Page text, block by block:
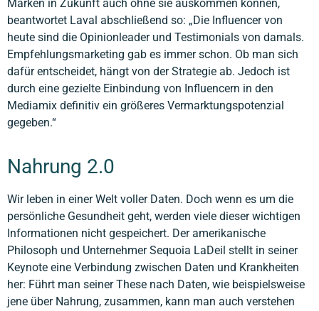
Marken in Zukunft auch ohne sie auskommen können,
beantwortet Laval abschließend so: „Die Influencer von
heute sind die Opinionleader und Testimonials von damals.
Empfehlungsmarketing gab es immer schon. Ob man sich
dafür entscheidet, hängt von der Strategie ab. Jedoch ist
durch eine gezielte Einbindung von Influencern in den
Mediamix definitiv ein größeres Vermarktungspotenzial
gegeben.“
Nahrung 2.0
Wir leben in einer Welt voller Daten. Doch wenn es um die
persönliche Gesundheit geht, werden viele dieser wichtigen
Informationen nicht gespeichert. Der amerikanische
Philosoph und Unternehmer Sequoia LaDeil stellt in seiner
Keynote eine Verbindung zwischen Daten und Krankheiten
her: Führt man seiner These nach Daten, wie beispielsweise
jene über Nahrung, zusammen, kann man auch verstehen